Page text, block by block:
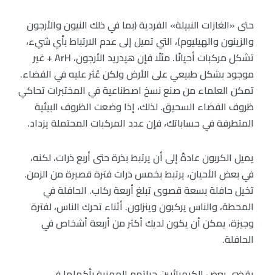
حتى «الغازات النبيلة» الفردية (بما في ذلك النيون والأرجون
والزينون والهيليوم)، التي تميل إلى عدم الارتباط بأي شيء،
تشكل مركبات أحيانًا. مثلًا فإن هيدريد الأرجون، ArH + غير
موجود بشكل طبيعي على الأرض ولكن عُثر عليه في الفضاء.
تمكن العلماء من صنع نسخ اصطناعية في المختبرات تحاكي
ظروف الفضاء السحيق. لذلك، إذا وضعت الظروف البيئية
المتطرفة في حساباتك، فإن عدد المركبات المحتملة يزداد.
يميل الكربون عادةً إلى أن يرتبط بذرة حتى أربع ذرات، لكنه،
في بعض الأحيان، يرتبط بخمس ذرات فترة قصيرة من الزمن.
تخيل حافلة بسعة قصوى تبلغ أربعة ركاب. الحافلة في
المحطة، والناس يركبون وينزلون. أثناء تحرك الناس، لفترة
وجيزة، يمكن أن يكون لديك أكثر من أربعة أشخاص في
الحافلة.